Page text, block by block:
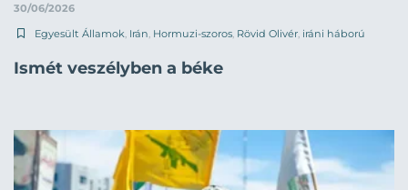
30/06/2026
Egyesült Államok Irán Hormuzi-szoros Rövid Olivér iráni háború
Ismét veszélyben a béke